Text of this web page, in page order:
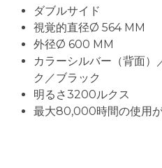
ダブルサイド
視覚的直径Ø 564 MM
外径Ø 600 MM
カラーシルバー（背面）
ク／ブラック
明るさ3200ルクス
最大80,000時間の使用